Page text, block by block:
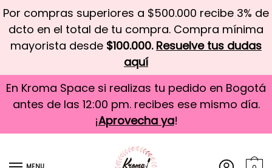
Por compras superiores a $500.000 recibe 3% de
dcto en el total de tu compra. Compra mínima
mayorista desde $100.000. Resuelve tus dudas
aquí
En Kroma Space si realizas tu pedido en Bogotá
antes de las 12:00 pm. recibes ese mismo día.
¡Aprovecha ya!